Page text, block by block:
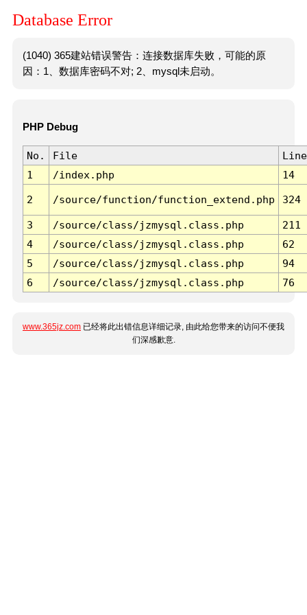
Database Error
(1040) 365建站错误警告：连接数据库失败，可能的原
因：1、数据库密码不对; 2、mysql未启动。
PHP Debug
No. File
Line
1
/index.php 14
2 /source/function/function_extend.php 324
3 /source/class/jzmysql.class.php
211
4
/source/class/jzmysql.class.php
62
5
/source/class/jzmysql.class.php
94
6
/source/class/jzmysql.class.php 76
www.365jz.com 已经将此出错信息详细记录, 由此给您带来的访问不便我
们深感歉意.